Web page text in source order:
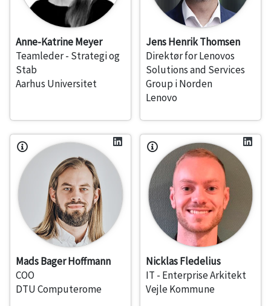
Anne-Katrine Meyer
Teamleder - Strategi og
Stab
Aarhus Universitet
Jens Henrik Thomsen
Direktør for Lenovos
Solutions and Services
Group i Norden
Lenovo
Mads Bager Hoffmann
COO
DTU Computerome
Nicklas Fledelius
IT - Enterprise Arkitekt
Vejle Kommune